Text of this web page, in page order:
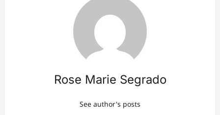
Rose Marie Segrado
See author's posts